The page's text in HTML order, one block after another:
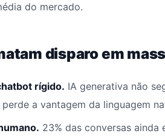
do mercado.
disparo em
rígido. IA generativa não
a vantagem da linguagem
23% das conversas ainda